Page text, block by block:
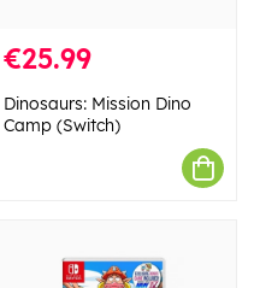
€25.99
Dinosaurs: Mission Dino
Camp (Switch)